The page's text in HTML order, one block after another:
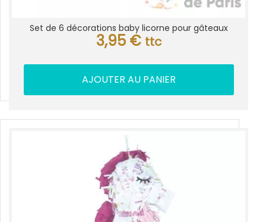
Set de 6 décorations baby licorne pour gâteaux
3,95 € ttc
AJOUTER AU PANIER